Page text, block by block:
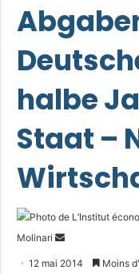
halbe
Staat –
Molinari
Envoyer
12 mai 2014 Moins